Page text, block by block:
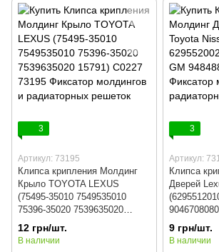
3
Артикул: 73195
Клипса крипления Молдинг
Крыло TOYOTA LEXUS
(75495-35010 7549535010
75396-35020 7539635020
15791) C0227
12 грн/шт.
В наличии
3
Артикул:
Клипса
Дверей
C0166
9 грн/шт.
В наличии